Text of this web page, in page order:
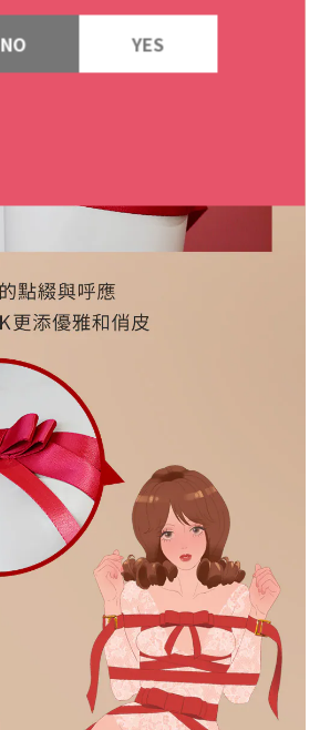
NO YES